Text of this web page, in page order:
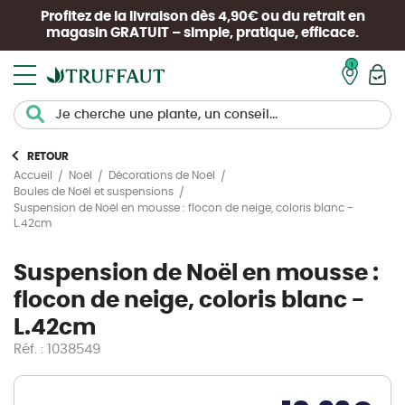
Profitez de la livraison dès 4,90€ ou du retrait en
magasin GRATUIT – simple, pratique, efficace.
RETOUR
Accueil
Noël
Décorations de Noël
Boules de Noël et suspensions
Suspension de Noël en mousse : flocon de neige, coloris blanc -
L.42cm
Suspension de Noël en mousse :
flocon de neige, coloris blanc -
L.42cm
Réf. : 1038549